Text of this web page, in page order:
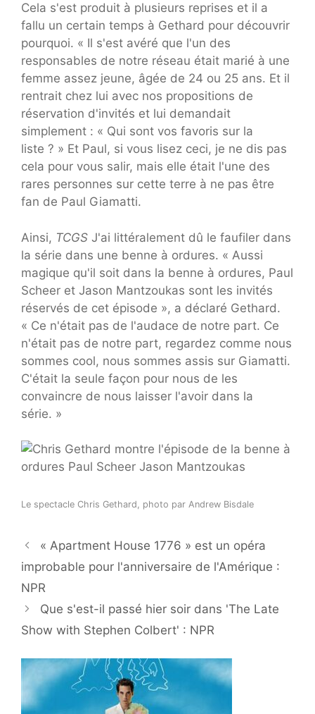
Cela s'est produit à plusieurs reprises et il a
fallu un certain temps à Gethard pour découvrir
pourquoi. « Il s'est avéré que l'un des
responsables de notre réseau était marié à une
femme assez jeune, âgée de 24 ou 25 ans. Et il
rentrait chez lui avec nos propositions de
réservation d'invités et lui demandait
simplement : « Qui sont vos favoris sur la
liste ? » Et Paul, si vous lisez ceci, je ne dis pas
cela pour vous salir, mais elle était l'une des
rares personnes sur cette terre à ne pas être
fan de Paul Giamatti.
Ainsi, TCGS J'ai littéralement dû le faufiler dans
la série dans une benne à ordures. « Aussi
magique qu'il soit dans la benne à ordures, Paul
Scheer et Jason Mantzoukas sont les invités
réservés de cet épisode », a déclaré Gethard.
« Ce n'était pas de l'audace de notre part. Ce
n'était pas de notre part, regardez comme nous
sommes cool, nous sommes assis sur Giamatti.
C'était la seule façon pour nous de les
convaincre de nous laisser l'avoir dans la
série. »
Le spectacle Chris Gethard, photo par Andrew Bisdale
« Apartment House 1776 » est un opéra
improbable pour l'anniversaire de l'Amérique :
NPR
Que s'est-il passé hier soir dans 'The Late
Show with Stephen Colbert' : NPR